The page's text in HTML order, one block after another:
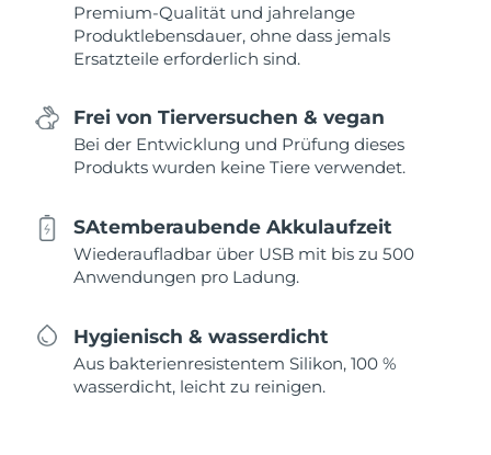
Premium-Qualität und jahrelange
Produktlebensdauer, ohne dass jemals
Ersatzteile erforderlich sind.
Frei von Tierversuchen & vegan
Bei der Entwicklung und Prüfung dieses
Produkts wurden keine Tiere verwendet.
SAtemberaubende Akkulaufzeit
Wiederaufladbar über USB mit bis zu 500
Anwendungen pro Ladung.
Hygienisch & wasserdicht
Aus bakterienresistentem Silikon, 100 %
wasserdicht, leicht zu reinigen.